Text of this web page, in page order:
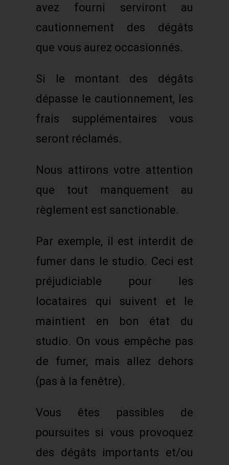
avez fourni serviront au
cautionnement des dégâts
que vous aurez occasionnés.
Si le montant des dégâts
dépasse le cautionnement, les
frais supplémentaires vous
seront réclamés.
Nous attirons votre attention
que tout manquement au
règlement est sanctionable.
Par exemple, il est interdit de
fumer dans le studio. Ceci est
préjudiciable pour les
locataires qui suivent et le
maintient en bon état du
studio. On vous empêche pas
de fumer, mais allez dehors
(pas à la fenêtre).
Vous êtes passibles de
poursuites si vous provoquez
des dégâts importants et/ou